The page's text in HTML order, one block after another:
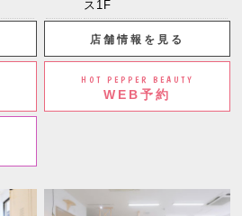
ス1F
店舗情報を見る
HOT PEPPER BEAUTY
WEB予約